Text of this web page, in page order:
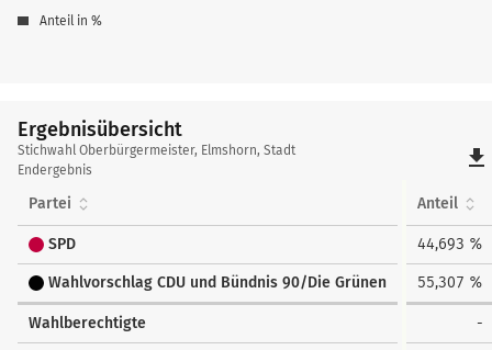
Anteil in %
Ergebnisübersicht
Ergebnisübersicht
Stichwahl Oberbürgermeister, Elmshorn, Stadt
Endergebnis
file_download
Partei Anteil
SPD 44,693 %
Wahlvorschlag CDU und Bündnis 90/Die Grünen 55,307 %
Wahlberechtigte -